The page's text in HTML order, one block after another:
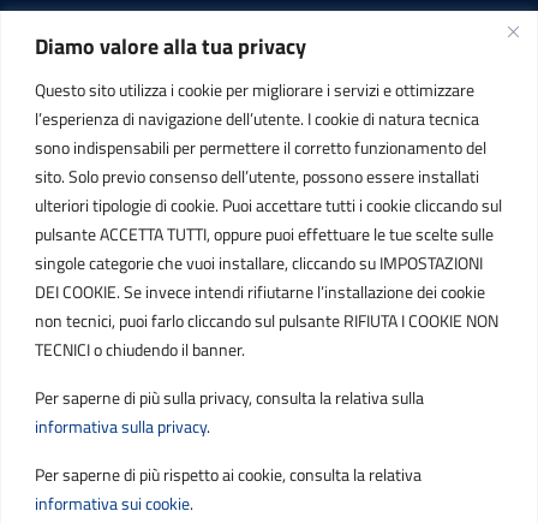
Diamo valore alla tua privacy
Questo sito utilizza i cookie per migliorare i servizi e ottimizzare
l’esperienza di navigazione dell’utente. I cookie di natura tecnica
sono indispensabili per permettere il corretto funzionamento del
sito. Solo previo consenso dell’utente, possono essere installati
ulteriori tipologie di cookie. Puoi accettare tutti i cookie cliccando sul
pulsante ACCETTA TUTTI, oppure puoi effettuare le tue scelte sulle
singole categorie che vuoi installare, cliccando su IMPOSTAZIONI
DEI COOKIE. Se invece intendi rifiutarne l’installazione dei cookie
non tecnici, puoi farlo cliccando sul pulsante RIFIUTA I COOKIE NON
TECNICI o chiudendo il banner.
Per saperne di più sulla privacy, consulta la relativa sulla
informativa sulla privacy.
Per saperne di più rispetto ai cookie, consulta la relativa
informativa sui cookie.
INFORMAZIONI
C.F. / P.IVA
IT01807790686
POSTA ELETTRONICA
PEC
protocollo.sogetspa@pec.it
contribuenti@sogetspa.it
SEGUICI SU